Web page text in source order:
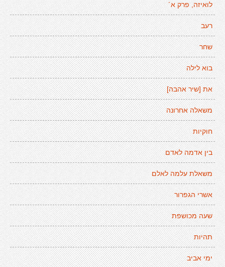
לואיזה, פרק א´
רעב
שחר
בוא לילה
את [שיר אהבה]
משאלה אחרונה
חוקיות
בין אדמה לאדם
משאלת עלמה לאלם
אשרי הגפרור
שעה מכושפת
תהיות
ימי אביב